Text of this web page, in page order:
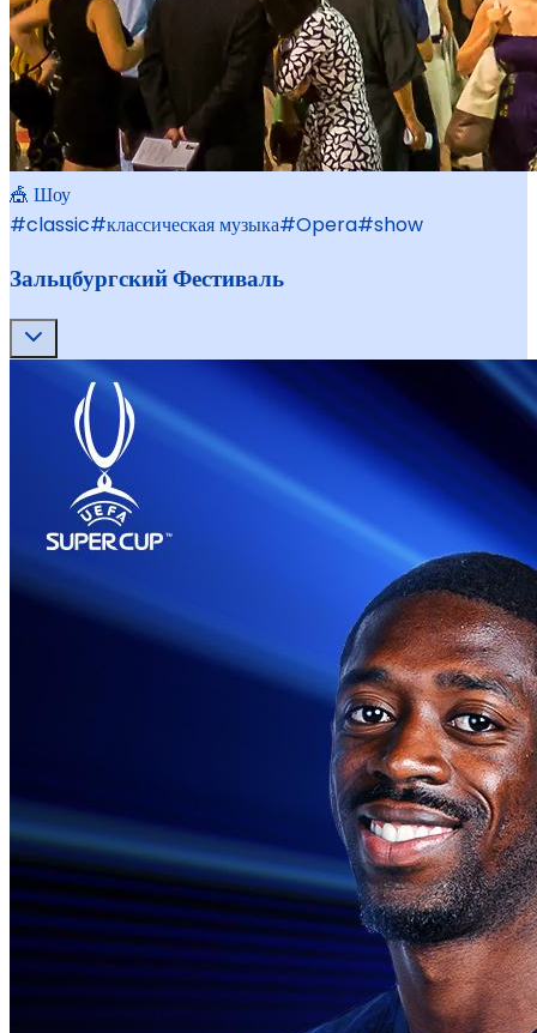
🎪 Шоу
#classic#классическая музыка#Opera#show
Зальцбургский Фестиваль